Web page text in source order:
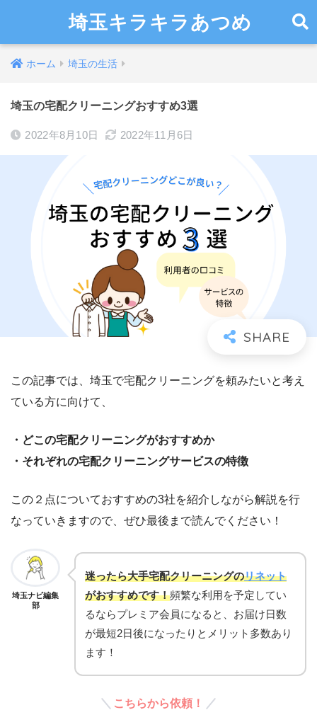
埼玉キラキラあつめ
ホーム 埼玉の生活
埼玉の宅配クリーニングおすすめ3選
2022年8月10日 2022年11月6日
この記事では、埼玉で宅配クリーニングを頼みたいと考え
ている方に向けて、
・どこの宅配クリーニングがおすすめか
・それぞれの宅配クリーニングサービスの特徴
この２点についておすすめの3社を紹介しながら解説を行
なっていきますので、ぜひ最後まで読んでください！
埼玉ナビ編集
部
迷ったら大手宅配クリーニングのリネット
がおすすめです！頻繁な利用を予定してい
るならプレミア会員になると、お届け日数
が最短2日後になったりとメリット多数あり
ます！
こちらから依頼！